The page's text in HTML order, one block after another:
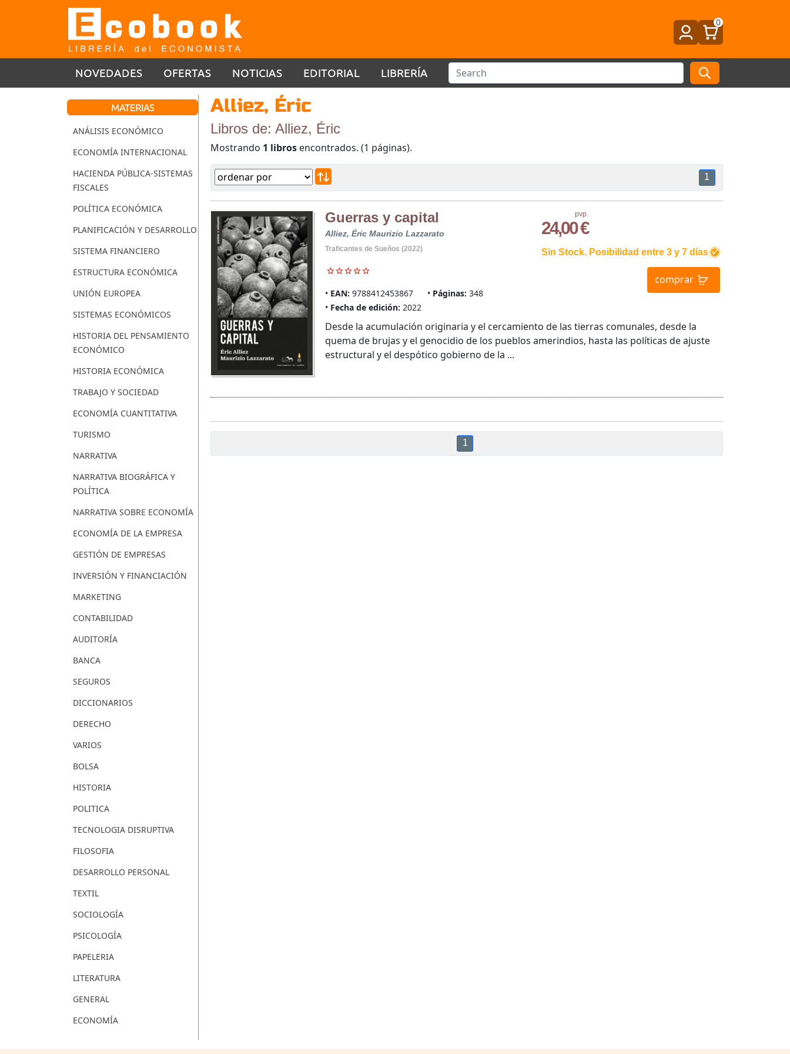
0
NOVEDADES OFERTAS NOTICIAS EDITORIAL LIBRERÍA
MATERIAS
ANÁLISIS ECONÓMICO
ECONOMÍA INTERNACIONAL
HACIENDA PÚBLICA-SISTEMAS
FISCALES
POLÍTICA ECONÓMICA
PLANIFICACIÓN Y DESARROLLO
SISTEMA FINANCIERO
ESTRUCTURA ECONÓMICA
UNIÓN EUROPEA
SISTEMAS ECONÓMICOS
HISTORIA DEL PENSAMIENTO
ECONÓMICO
HISTORIA ECONÓMICA
TRABAJO Y SOCIEDAD
ECONOMÍA CUANTITATIVA
TURISMO
NARRATIVA
NARRATIVA BIOGRÁFICA Y
POLÍTICA
NARRATIVA SOBRE ECONOMÍA
ECONOMÍA DE LA EMPRESA
GESTIÓN DE EMPRESAS
INVERSIÓN Y FINANCIACIÓN
MARKETING
CONTABILIDAD
AUDITORÍA
BANCA
SEGUROS
DICCIONARIOS
DERECHO
VARIOS
BOLSA
HISTORIA
POLITICA
TECNOLOGIA DISRUPTIVA
FILOSOFIA
DESARROLLO PERSONAL
TEXTIL
SOCIOLOGÍA
PSICOLOGÍA
PAPELERIA
LITERATURA
GENERAL
ECONOMÍA
Alliez, Éric
Libros de: Alliez, Éric
Mostrando 1 libros encontrados. (1 páginas).
1
Guerras y capital
Alliez, Éric Maurizio Lazzarato
Traficantes de Sueños (2022)
EAN: 9788412453867 Páginas: 348
Fecha de edición: 2022
pvp.
24,00 €
Sin Stock. Posibilidad entre 3 y 7 días
comprar
Desde la acumulación originaria y el cercamiento de las tierras comunales, desde la
quema de brujas y el genocidio de los pueblos amerindios, hasta las políticas de ajuste
estructural y el despótico gobierno de la ...
1